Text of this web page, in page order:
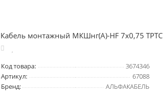
Кабель монтажный МКШнг(A)-HF 7х0,75 ТРТС
Код товара:
3674346
Артикул:
67088
Бренд:
АЛЬФАКАБЕЛЬ